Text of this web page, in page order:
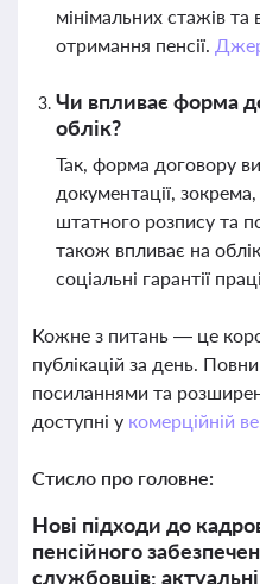
мінімальних стажів та
отримання пенсії.
Чи впливає форма
облік?
Так, форма договору
документації,
штатного розпису та
також впливає на
соціальні гарантії
Кожне з питань — це
публікацій за день.
посиланнями та
доступні у комерційній
Стисло про головне:
Нові підходи до
пенсійного
службовців: